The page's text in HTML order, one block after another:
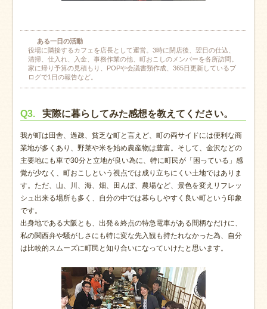
ある一日の活動
役場に隣接するカフェを店長として運営。3時に閉店後、翌日の仕込、
清掃、仕入れ、入金、事務作業の他、町おこしのメンバーを各所訪問。
家に帰り予算の見積もり、POPや会議書類作成、365日更新しているブ
ログで1日の報告など。
Q3. 実際に暮らしてみた感想を教えてください。
我が町は田舎、過疎、貧乏な町と言えど、町の両サイドには便利な商
業地が多くあり、野菜や米を始め農産物は豊富。そして、金沢などの
主要地にも車で30分と立地が良い為に、特に町民が「困っている」感
覚が少なく、町おこしという視点では成り立ちにくい土地ではありま
す。ただ、山、川、海、畑、田んぼ、農場など、景色を変えリフレッ
シュ出来る場所も多く、自分の中では暮らしやすく良い町という印象
です。
出身地である大阪とも、出発＆終点の特急電車がある間柄なだけに、
私の関西弁や騒がしさにも特に変な先入観も持たれなかった為、自分
は比較的スムーズに町民と知り合いになっていけたと思います。